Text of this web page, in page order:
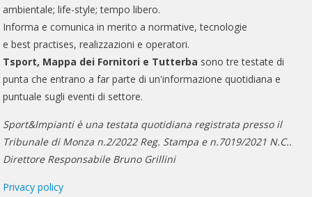
ambientale; life-style; tempo libero.
Informa e comunica in merito a normative, tecnologie
e best practises, realizzazioni e operatori.
Tsport, Mappa dei Fornitori e Tutterba sono tre testate di
punta che entrano a far parte di un'informazione quotidiana e
puntuale sugli eventi di settore.
Sport&Impianti è una testata quotidiana registrata presso il
Tribunale di Monza n.2/2022 Reg. Stampa e n.7019/2021 N.C..
Direttore Responsabile Bruno Grillini
Privacy policy